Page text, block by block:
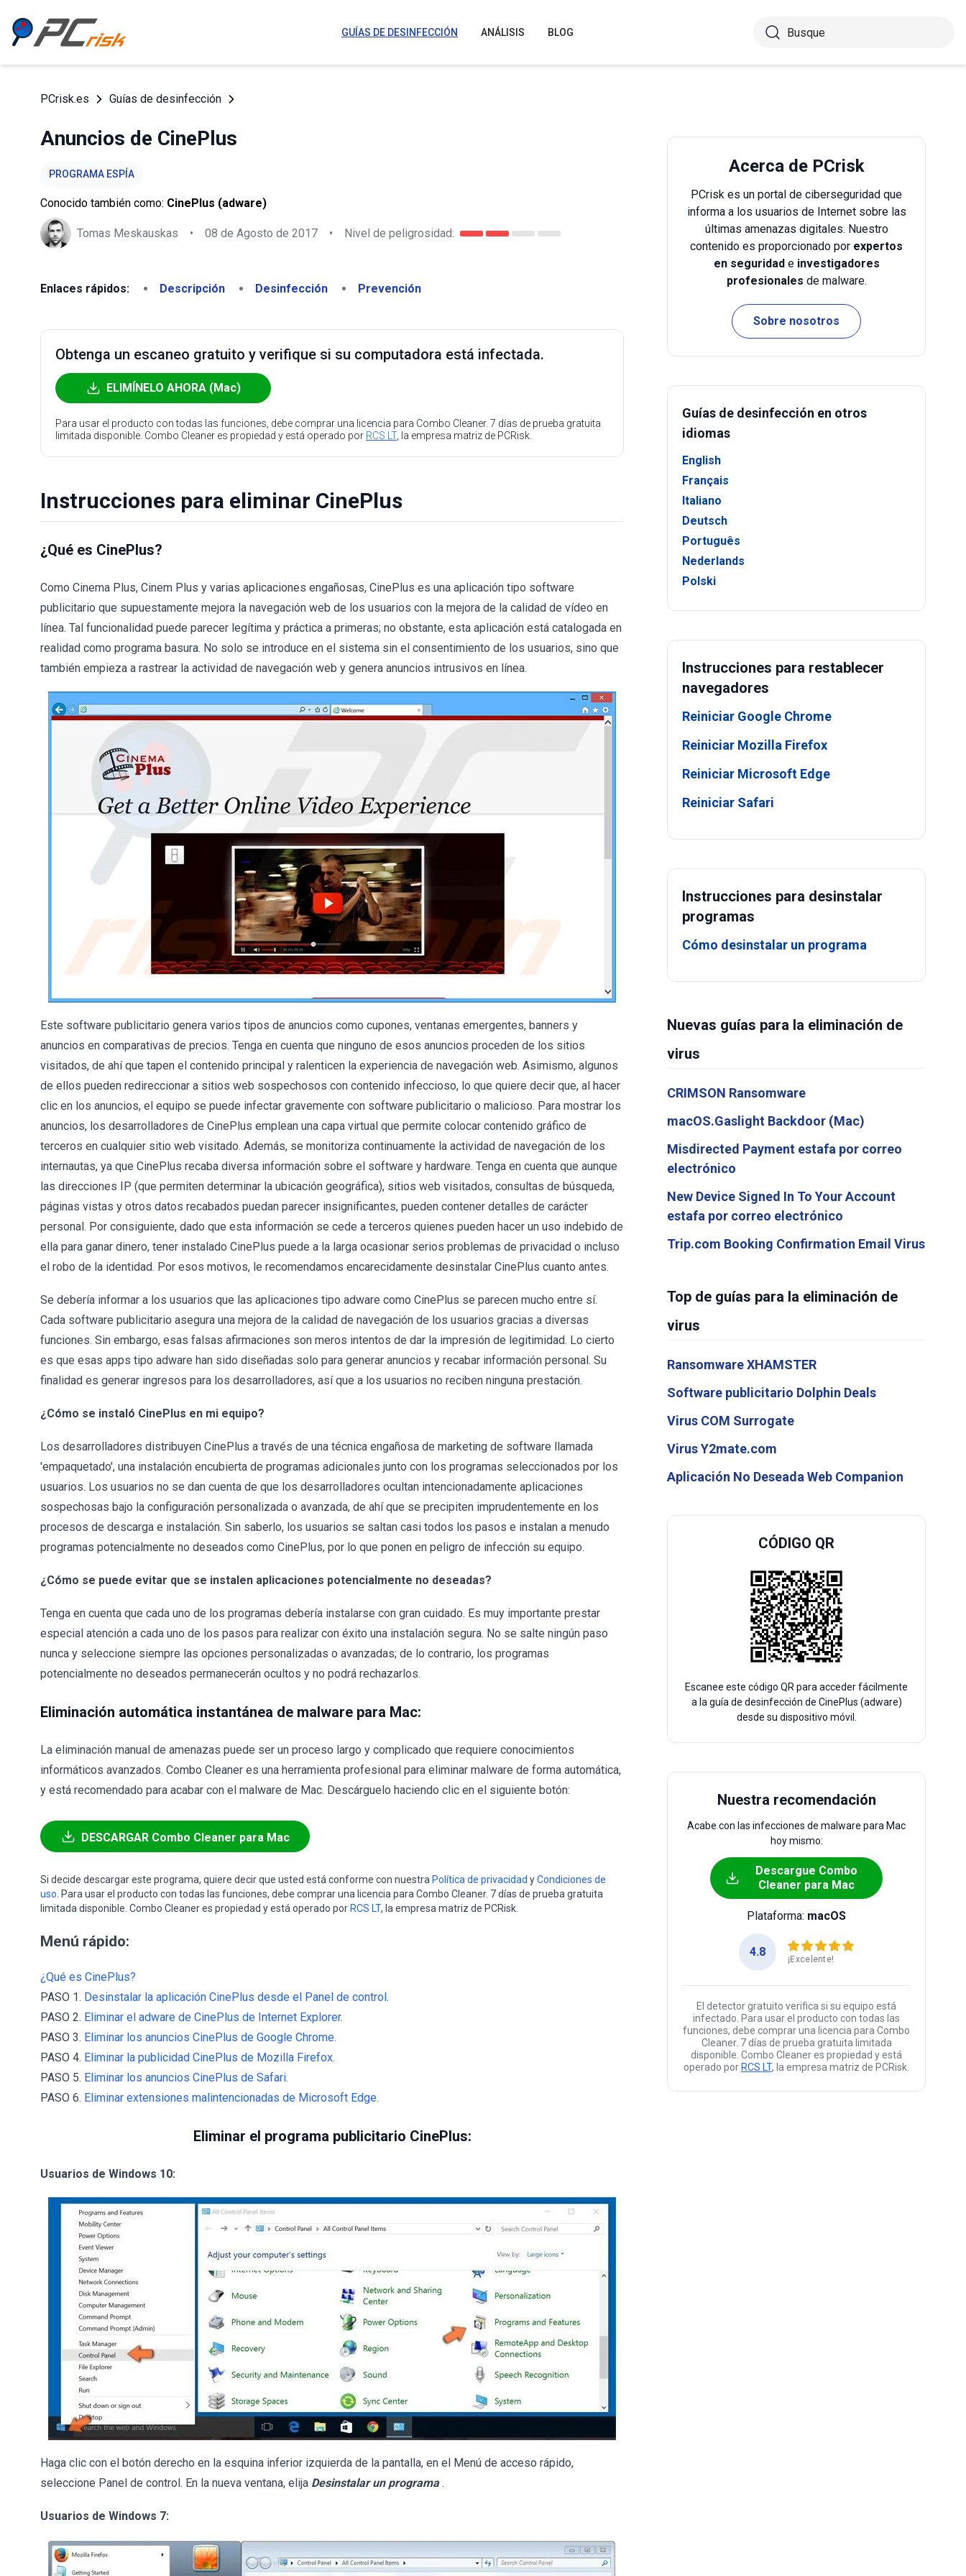
GUÍAS DE DESINFECCIÓN ANÁLISIS BLOG
PCrisk.es Guías de desinfección
Anuncios de CinePlus
PROGRAMA ESPÍA
Conocido también como: CinePlus (adware)
Tomas Meskauskas • 08 de Agosto de 2017 • Nivel de peligrosidad:
Enlaces rápidos: Descripción Desinfección Prevención
Obtenga un escaneo gratuito y verifique si su computadora está infectada.
ELIMÍNELO AHORA (Mac)
Para usar el producto con todas las funciones, debe comprar una licencia para Combo Cleaner. 7 días de prueba gratuita
limitada disponible. Combo Cleaner es propiedad y está operado por RCS LT, la empresa matriz de PCRisk.
Instrucciones para eliminar CinePlus
¿Qué es CinePlus?
Como Cinema Plus, Cinem Plus y varias aplicaciones engañosas, CinePlus es una aplicación tipo software
publicitario que supuestamente mejora la navegación web de los usuarios con la mejora de la calidad de vídeo en
línea. Tal funcionalidad puede parecer legítima y práctica a primeras; no obstante, esta aplicación está catalogada en
realidad como programa basura. No solo se introduce en el sistema sin el consentimiento de los usuarios, sino que
también empieza a rastrear la actividad de navegación web y genera anuncios intrusivos en línea.
Este software publicitario genera varios tipos de anuncios como cupones, ventanas emergentes, banners y
anuncios en comparativas de precios. Tenga en cuenta que ninguno de esos anuncios proceden de los sitios
visitados, de ahí que tapen el contenido principal y ralenticen la experiencia de navegación web. Asimismo, algunos
de ellos pueden redireccionar a sitios web sospechosos con contenido infeccioso, lo que quiere decir que, al hacer
clic en los anuncios, el equipo se puede infectar gravemente con software publicitario o malicioso. Para mostrar los
anuncios, los desarrolladores de CinePlus emplean una capa virtual que permite colocar contenido gráfico de
terceros en cualquier sitio web visitado. Además, se monitoriza continuamente la actividad de navegación de los
internautas, ya que CinePlus recaba diversa información sobre el software y hardware. Tenga en cuenta que aunque
las direcciones IP (que permiten determinar la ubicación geográfica), sitios web visitados, consultas de búsqueda,
páginas vistas y otros datos recabados puedan parecer insignificantes, pueden contener detalles de carácter
personal. Por consiguiente, dado que esta información se cede a terceros quienes pueden hacer un uso indebido de
ella para ganar dinero, tener instalado CinePlus puede a la larga ocasionar serios problemas de privacidad o incluso
el robo de la identidad. Por esos motivos, le recomendamos encarecidamente desinstalar CinePlus cuanto antes.
Se debería informar a los usuarios que las aplicaciones tipo adware como CinePlus se parecen mucho entre sí.
Cada software publicitario asegura una mejora de la calidad de navegación de los usuarios gracias a diversas
funciones. Sin embargo, esas falsas afirmaciones son meros intentos de dar la impresión de legitimidad. Lo cierto
es que esas apps tipo adware han sido diseñadas solo para generar anuncios y recabar información personal. Su
finalidad es generar ingresos para los desarrolladores, así que a los usuarios no reciben ninguna prestación.
¿Cómo se instaló CinePlus en mi equipo?
Los desarrolladores distribuyen CinePlus a través de una técnica engañosa de marketing de software llamada
'empaquetado', una instalación encubierta de programas adicionales junto con los programas seleccionados por los
usuarios. Los usuarios no se dan cuenta de que los desarrolladores ocultan intencionadamente aplicaciones
sospechosas bajo la configuración personalizada o avanzada, de ahí que se precipiten imprudentemente en los
procesos de descarga e instalación. Sin saberlo, los usuarios se saltan casi todos los pasos e instalan a menudo
programas potencialmente no deseados como CinePlus, por lo que ponen en peligro de infección su equipo.
¿Cómo se puede evitar que se instalen aplicaciones potencialmente no deseadas?
Tenga en cuenta que cada uno de los programas debería instalarse con gran cuidado. Es muy importante prestar
especial atención a cada uno de los pasos para realizar con éxito una instalación segura. No se salte ningún paso
nunca y seleccione siempre las opciones personalizadas o avanzadas; de lo contrario, los programas
potencialmente no deseados permanecerán ocultos y no podrá rechazarlos.
Eliminación automática instantánea de malware para Mac:
La eliminación manual de amenazas puede ser un proceso largo y complicado que requiere conocimientos
informáticos avanzados. Combo Cleaner es una herramienta profesional para eliminar malware de forma automática,
y está recomendado para acabar con el malware de Mac. Descárguelo haciendo clic en el siguiente botón:
DESCARGAR Combo Cleaner para Mac
Si decide descargar este programa, quiere decir que usted está conforme con nuestra Política de privacidad yCondiciones de
uso . Para usar el producto con todas las funciones, debe comprar una licencia para Combo Cleaner. 7 días de prueba gratuita
limitada disponible. Combo Cleaner es propiedad y está operado por RCS LT, la empresa matriz de PCRisk.
Menú rápido:
¿Qué es CinePlus?
PASO 1. Desinstalar la aplicación CinePlus desde el Panel de control.
PASO 2. Eliminar el adware de CinePlus de Internet Explorer.
PASO 3. Eliminar los anuncios CinePlus de Google Chrome.
PASO 4. Eliminar la publicidad CinePlus de Mozilla Firefox.
PASO 5. Eliminar los anuncios CinePlus de Safari.
PASO 6. Eliminar extensiones malintencionadas de Microsoft Edge.
Eliminar el programa publicitario CinePlus:
Usuarios de Windows 10:
Haga clic con el botón derecho en la esquina inferior izquierda de la pantalla, en el Menú de acceso rápido,
seleccione Panel de control. En la nueva ventana, elija Desinstalar un programa .
Usuarios de Windows 7:
Acerca de PCrisk
PCrisk es un portal de ciberseguridad que
informa a los usuarios de Internet sobre las
últimas amenazas digitales. Nuestro
contenido es proporcionado por expertos
en seguridade investigadores
profesionales de malware.
Sobre nosotros
Guías de desinfección en otros
idiomas
English
Français
Italiano
Deutsch
Português
Nederlands
Polski
Instrucciones para restablecer
navegadores
Reiniciar Google Chrome
Reiniciar Mozilla Firefox
Reiniciar Microsoft Edge
Reiniciar Safari
Instrucciones para desinstalar
programas
Cómo desinstalar un programa
Nuevas guías para la eliminación de
virus
CRIMSON Ransomware
macOS.Gaslight Backdoor (Mac)
Misdirected Payment estafa por correo
electrónico
New Device Signed In To Your Account
estafa por correo electrónico
Trip.com Booking Confirmation Email Virus
Top de guías para la eliminación de
virus
Ransomware XHAMSTER
Software publicitario Dolphin Deals
Virus COM Surrogate
Virus Y2mate.com
Aplicación No Deseada Web Companion
CÓDIGO QR
Escanee este código QR para acceder fácilmente
a la guía de desinfección de CinePlus (adware)
desde su dispositivo móvil.
Nuestra recomendación
Acabe con las infecciones de malware para Mac
hoy mismo:
Descargue Combo
Cleaner para Mac
Plataforma: macOS
4.8
¡Excelente!
El detector gratuito verifica si su equipo está
infectado. Para usar el producto con todas las
funciones, debe comprar una licencia para Combo
Cleaner. 7 días de prueba gratuita limitada
disponible. Combo Cleaner es propiedad y está
operado por RCS LT, la empresa matriz de PCRisk.